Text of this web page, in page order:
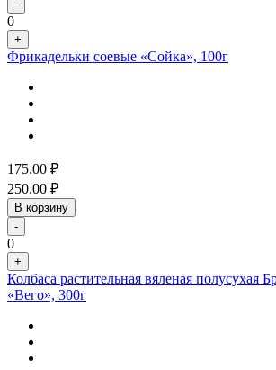
-
0
+
Фрикадельки соевые «Сойка», 100г
175.00 ₽
250.00 ₽
В корзину
-
0
+
Колбаса растительная вяленая полусухая
«Вего», 300г